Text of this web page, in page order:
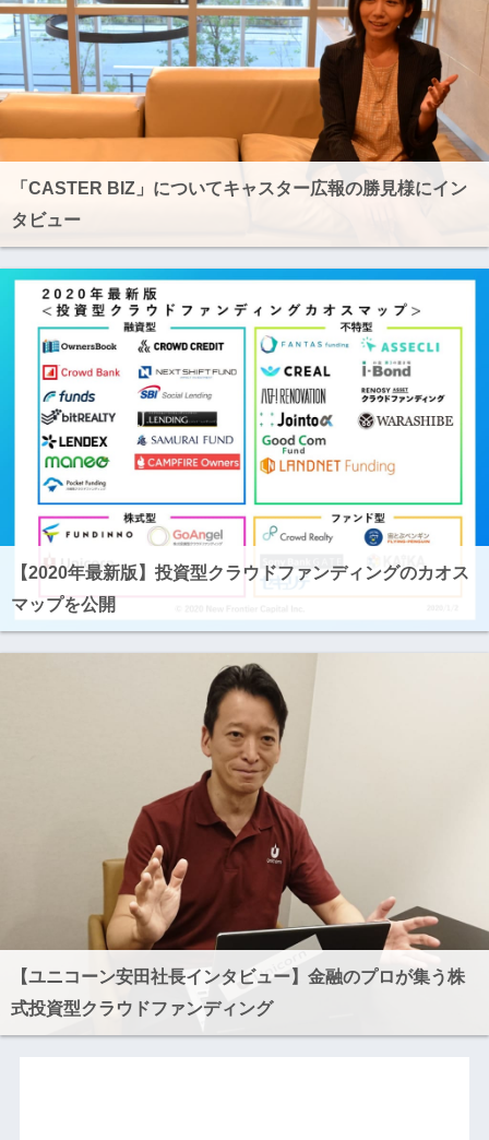
「CASTER BIZ」についてキャスター広報の勝見様にイン
タビュー
【2020年最新版】投資型クラウドファンディングのカオス
マップを公開
【ユニコーン安田社長インタビュー】金融のプロが集う株
式投資型クラウドファンディング